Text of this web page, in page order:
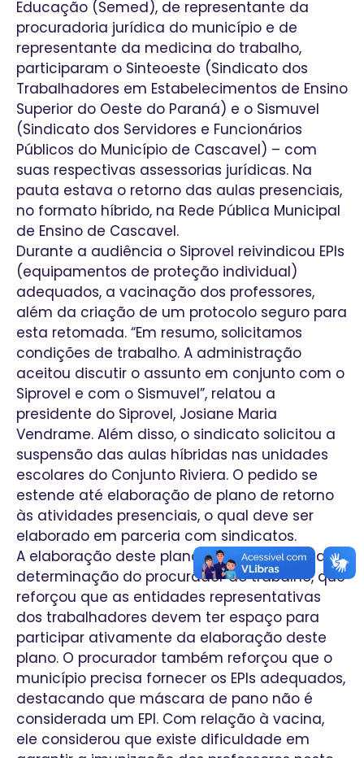
Educação (Semed), de representante da
procuradoria jurídica do município e de
representante da medicina do trabalho,
participaram o Sinteoeste (Sindicato dos
Trabalhadores em Estabelecimentos de Ensino
Superior do Oeste do Paraná) e o Sismuvel
(Sindicato dos Servidores e Funcionários
Públicos do Município de Cascavel) – com
suas respectivas assessorias jurídicas. Na
pauta estava o retorno das aulas presenciais,
no formato híbrido, na Rede Pública Municipal
de Ensino de Cascavel.
Durante a audiência o Siprovel reivindicou EPIs
(equipamentos de proteção individual)
adequados, a vacinação dos professores,
além da criação de um protocolo seguro para
esta retomada. “Em resumo, solicitamos
condições de trabalho. A administração
aceitou discutir o assunto em conjunto com o
Siprovel e com o Sismuvel”, relatou a
presidente do Siprovel, Josiane Maria
Vendrame. Além disso, o sindicato solicitou a
suspensão das aulas híbridas nas unidades
escolares do Conjunto Riviera. O pedido se
estende até elaboração de plano de retorno
às atividades presenciais, o qual deve ser
elaborado em parceria com sindicatos.
A elaboração deste plano conjunto foi uma
determinação do procurador do trabalho, que
reforçou que as entidades representativas
dos trabalhadores devem ter espaço para
participar ativamente da elaboração deste
plano. O procurador também reforçou que o
município precisa fornecer os EPIs adequados,
destacando que máscara de pano não é
considerada um EPI. Com relação à vacina,
ele considerou que existe dificuldade em